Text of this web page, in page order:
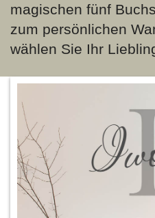
magischen fünf
zum persönlichen
wählen Sie Ihr